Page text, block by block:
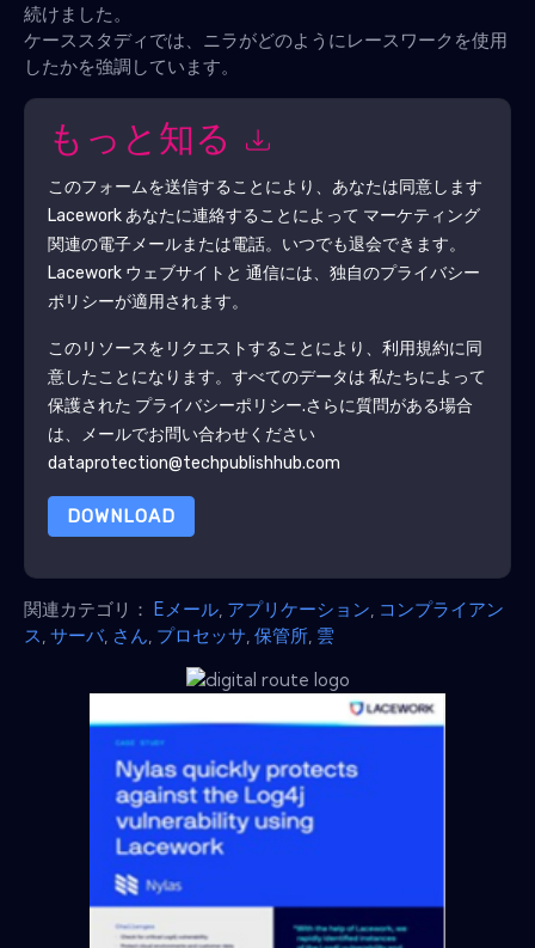
続けました。
ケーススタディでは、ニラがどのようにレースワークを使用
したかを強調しています。
もっと知る
このフォームを送信することにより、あなたは同意します
Laceworkあなたに連絡することによって マーケティング
関連の電子メールまたは電話。いつでも退会できます。
Laceworkウェブサイトと 通信には、独自のプライバシー
ポリシーが適用されます。
このリソースをリクエストすることにより、利用規約に同
意したことになります。すべてのデータは 私たちによって
保護された プライバシーポリシー.さらに質問がある場合
は、メールでお問い合わせください
dataprotection@techpublishhub.com
DOWNLOAD
関連カテゴリ： Eメール アプリケーション コンプライアン
ス サーバ, さん プロセッサ 保管所 雲